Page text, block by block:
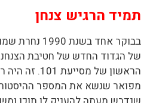
תמיד הרגיש צנחן
בבוקר אחד
של הגדוד החדש של חטיבת
הראשון של
מפואר שנשא את המספר